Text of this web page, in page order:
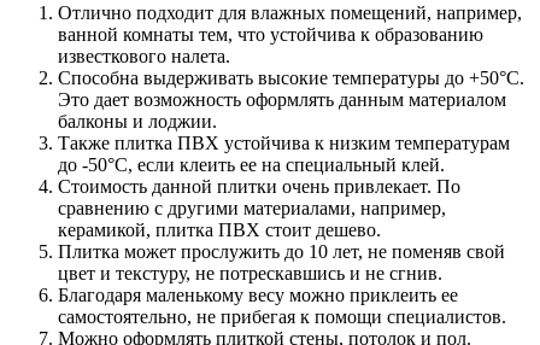
Отлично подходит для влажных помещений, например,
ванной комнаты тем, что устойчива к образованию
известкового налета.
Способна выдерживать высокие температуры до +50°C.
Это дает возможность оформлять данным материалом
балконы и лоджии.
Также плитка ПВХ устойчива к низким температурам
до -50°C, если клеить ее на специальный клей.
Стоимость данной плитки очень привлекает. По
сравнению с другими материалами, например,
керамикой, плитка ПВХ стоит дешево.
Плитка может прослужить до 10 лет, не поменяв свой
цвет и текстуру, не потрескавшись и не сгнив.
Благодаря маленькому весу можно приклеить ее
самостоятельно, не прибегая к помощи специалистов.
Можно оформлять плиткой стены, потолок и пол.